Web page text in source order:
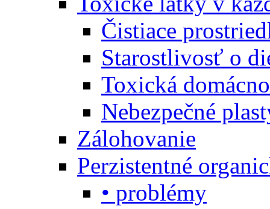
Čistiace
Starostlivosť o
Toxická
Nebezpečné
Zálohovanie
Perzistentné
• problémy